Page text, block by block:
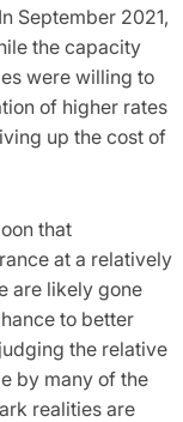
September 2021,
the capacity
were willing to
of higher rates
up the cost of
that
at a relatively
are likely gone
to better
the relative
by many of the
realities are